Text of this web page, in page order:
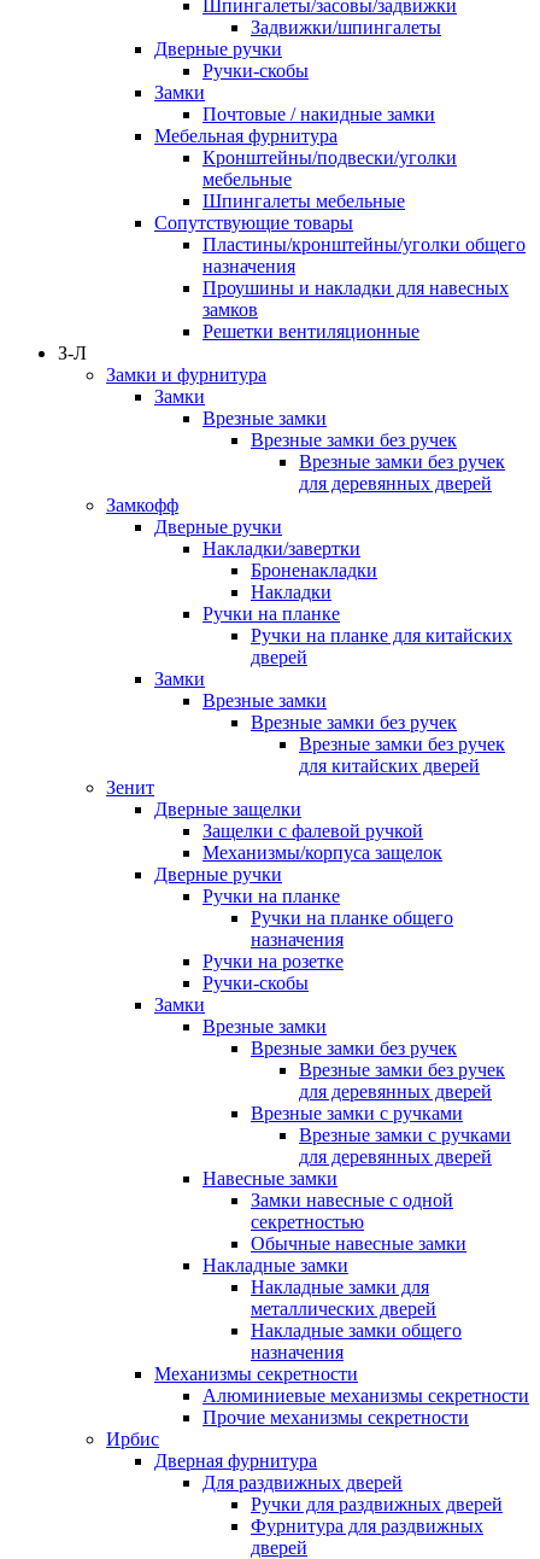
Шпингалеты/засовы/задвижки
Задвижки/шпингалеты
Дверные ручки
Ручки-скобы
Замки
Почтовые / накидные замки
Мебельная фурнитура
Кронштейны/подвески/уголки
мебельные
Шпингалеты мебельные
Сопутствующие товары
Пластины/кронштейны/уголки общего
назначения
Проушины и накладки для навесных
замков
Решетки вентиляционные
З-Л
Замки и фурнитура
Замки
Врезные замки
Врезные замки без ручек
Врезные замки без ручек
для деревянных дверей
Замкофф
Дверные ручки
Накладки/завертки
Броненакладки
Накладки
Ручки на планке
Ручки на планке для китайских
дверей
Замки
Врезные замки
Врезные замки без ручек
Врезные замки без ручек
для китайских дверей
Зенит
Дверные защелки
Защелки с фалевой ручкой
Механизмы/корпуса защелок
Дверные ручки
Ручки на планке
Ручки на планке общего
назначения
Ручки на розетке
Ручки-скобы
Замки
Врезные замки
Врезные замки без ручек
Врезные замки без ручек
для деревянных дверей
Врезные замки с ручками
Врезные замки с ручками
для деревянных дверей
Навесные замки
Замки навесные с одной
секретностью
Обычные навесные замки
Накладные замки
Накладные замки для
металлических дверей
Накладные замки общего
назначения
Механизмы секретности
Алюминиевые механизмы секретности
Прочие механизмы секретности
Ирбис
Дверная фурнитура
Для раздвижных дверей
Ручки для раздвижных дверей
Фурнитура для раздвижных
дверей